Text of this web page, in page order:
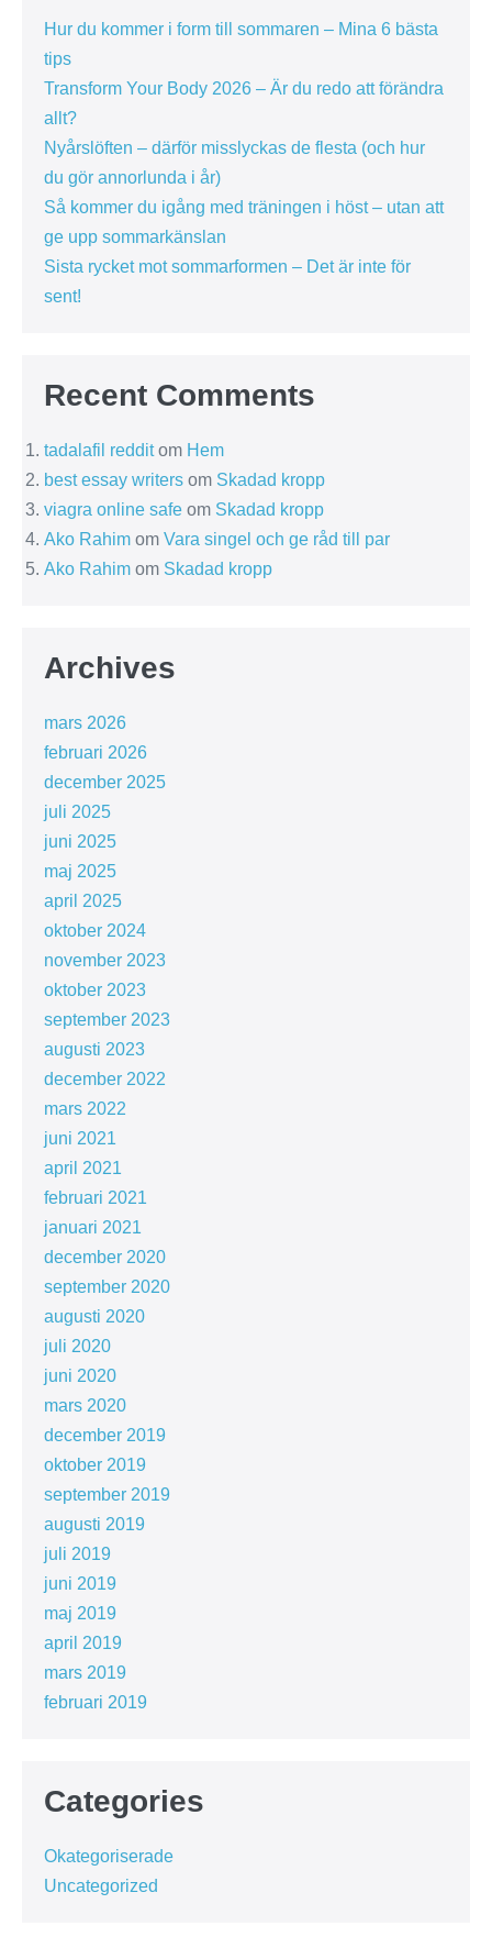
Hur du kommer i form till sommaren – Mina 6 bästa
tips
Transform Your Body 2026 – Är du redo att förändra
allt?
Nyårslöften – därför misslyckas de flesta (och hur
du gör annorlunda i år)
Så kommer du igång med träningen i höst – utan att
ge upp sommarkänslan
Sista rycket mot sommarformen – Det är inte för
sent!
Recent Comments
tadalafil redditom Hem
best essay writers om Skadad kropp
viagra online safe om Skadad kropp
Ako Rahim om Vara singel och ge råd till par
Ako Rahim om Skadad kropp
Archives
mars 2026
februari 2026
december 2025
juli 2025
juni 2025
maj 2025
april 2025
oktober 2024
november 2023
oktober 2023
september 2023
augusti 2023
december 2022
mars 2022
juni 2021
april 2021
februari 2021
januari 2021
december 2020
september 2020
augusti 2020
juli 2020
juni 2020
mars 2020
december 2019
oktober 2019
september 2019
augusti 2019
juli 2019
juni 2019
maj 2019
april 2019
mars 2019
februari 2019
Categories
Okategoriserade
Uncategorized